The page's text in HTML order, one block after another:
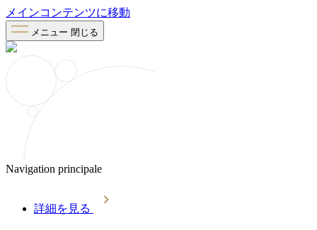
メインコンテンツに移動
メニュー 閉じる
Navigation principale
詳細を見る